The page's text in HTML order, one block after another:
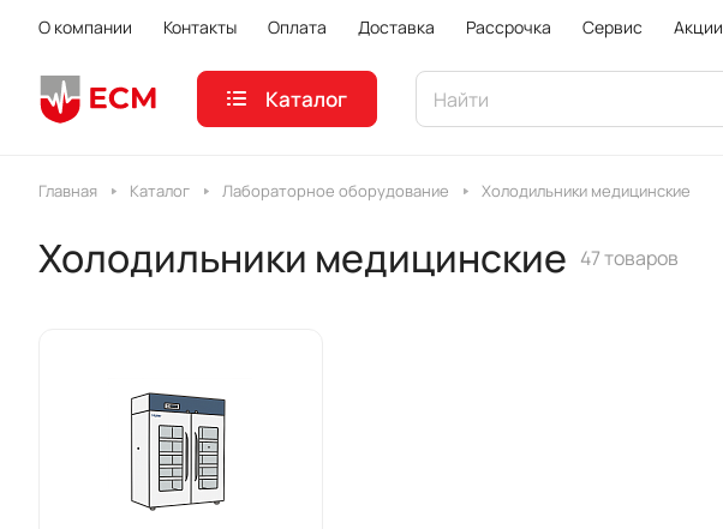
О компании Контакты Оплата Доставка Рассрочка Сервис Акции
Каталог
Главная Каталог Лабораторное оборудование Холодильники медицинские
Холодильники медицинские 47 товаров